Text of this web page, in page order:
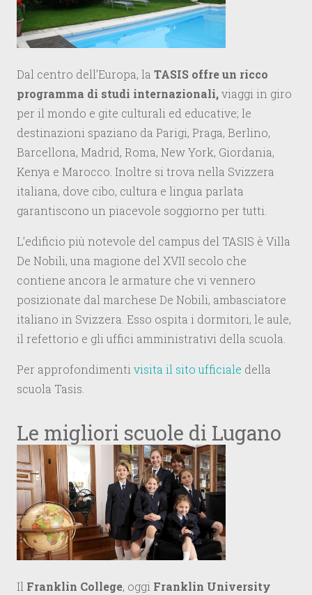
Dal centro dell’Europa, la TASIS offre un ricco
programma di studi internazionali,viaggi in giro
per il mondo e gite culturali ed educative; le
destinazioni spaziano da Parigi, Praga, Berlino,
Barcellona, Madrid, Roma, New York, Giordania,
Kenya e Marocco. Inoltre si trova nella Svizzera
italiana, dove cibo, cultura e lingua parlata
garantiscono un piacevole soggiorno per tutti.
L’edificio più notevole del campus del TASIS è Villa
De Nobili, una magione del XVII secolo che
contiene ancora le armature che vi vennero
posizionate dal marchese De Nobili, ambasciatore
italiano in Svizzera. Esso ospita i dormitori, le aule,
il refettorio e gli uffici amministrativi della scuola.
Per approfondimentivisita il sito ufficiale della
scuola Tasis.
Le migliori scuole di Lugano
Il Franklin College, oggi Franklin University